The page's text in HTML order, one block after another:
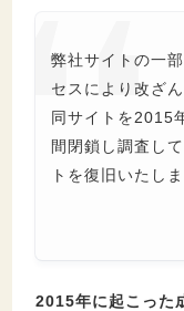
弊社サイトの一
セスにより改ざ
同サイトを2015
間閉鎖し調査し
トを復旧いたし
2015年に起こった